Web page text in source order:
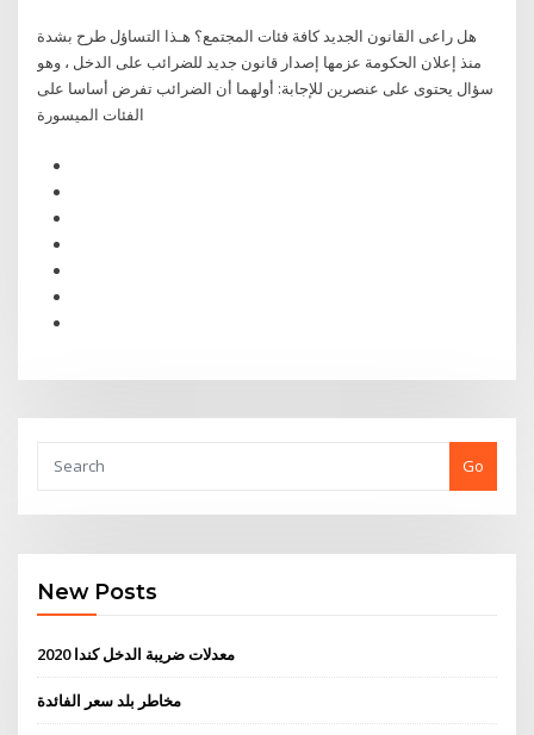
هل راعى القانون الجديد كافة فئات المجتمع؟ هـذا التساؤل طرح بشدة
منذ إعلان الحكومة عزمها إصدار قانون جديد للضرائب على الدخل ، وهو
سؤال يحتوى على عنصرين للإجابة: أولهما أن الضرائب تفرض أساسا على
الفئات الميسورة
Go
New Posts
2020 معدلات ضريبة الدخل كندا
مخاطر بلد سعر الفائدة